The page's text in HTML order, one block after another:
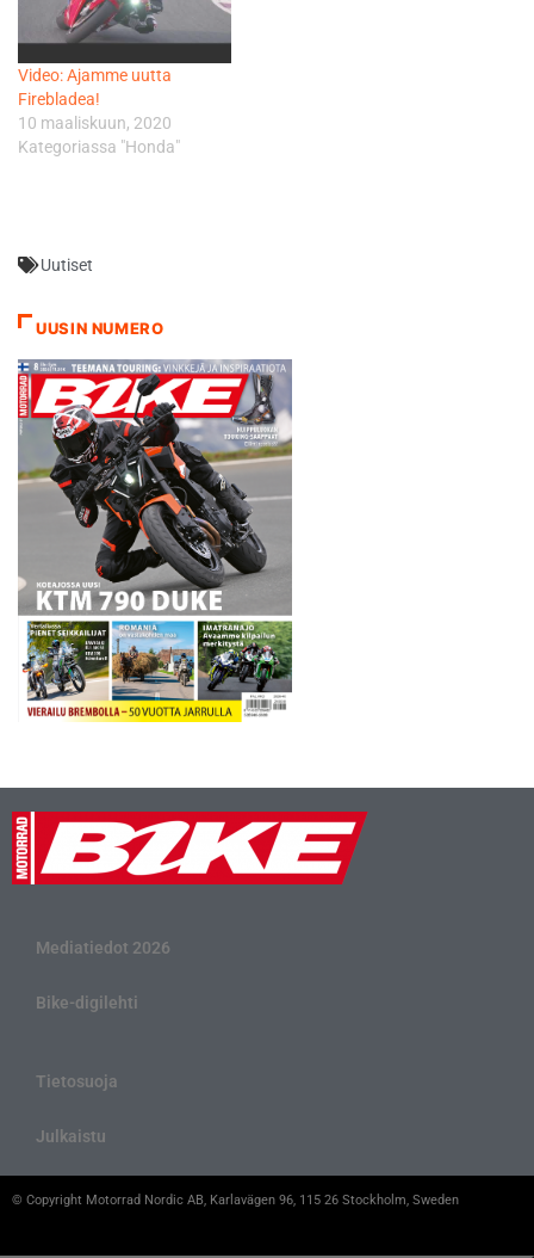
Video: Ajamme uutta
Firebladea!
10 maaliskuun, 2020
Kategoriassa "Honda"
Uutiset
UUSIN NUMERO
Mediatiedot 2026
Bike-digilehti
Tietosuoja
Julkaistu
© Copyright Motorrad Nordic AB, Karlavägen 96, 115 26 Stockholm, Sweden